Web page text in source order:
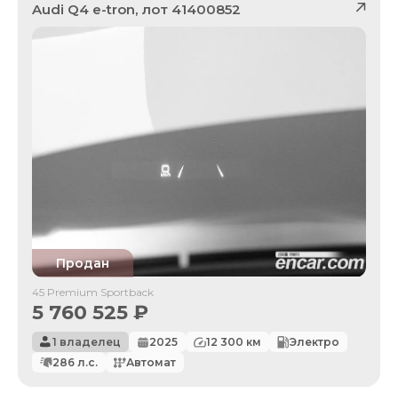
Audi Q4 e-tron, лот 41400852
Продан
45 Premium Sportback
5 760 525 ₽
1 владелец 2025 12 300 км
Электро
286 л.с. Автомат